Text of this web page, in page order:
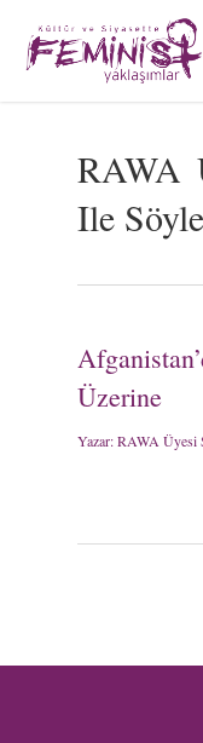
main
RAWA
Ile
Üzerine
Yazar:RAWA Üyesi